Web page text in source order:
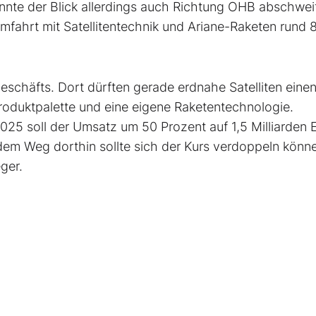
der Blick allerdings auch Richtung OHB
mit Satellitentechnik und Ariane-Raketen rund
Dort dürften gerade erdnahe Satelliten
und eine eigene Raketentechnologie.
soll der Umsatz um 50 Prozent auf 1,5 Milliarden
Weg dorthin sollte sich der Kurs verdoppeln